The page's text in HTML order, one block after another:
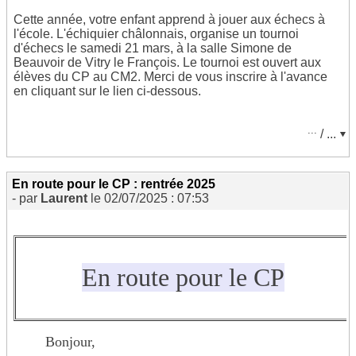
Je prépare mon cartable avec Papa, Maman...
Cette année encore, les élèves de CP vontélireleur
mascotte préférée. Noisette et Picbille sont candidats
Noisette a promis, si elle est élue, qu'il y aura plus de
lecture dans la classe. De son côté, Picbille a promis
qu'avec lui, il y aura plus de calcul. Lacampagne
électorale est lancée, lescrutin
Cette année, votre enfant apprend à jouer aux échecs à
l'école. L'échiquier châlonnais, organise un tournoi
d'échecs le samedi 21 mars, à la salle Simone de
Beauvoir de Vitry le François. Le tournoi est ouvert aux
élèves du CP au CM2. Merci de vous inscrire à l'avance
en cliquant sur le lien ci-dessous.
Je m'inscris pour le tournoi.
/ ...
En route pour le CP : rentrée 2025
- par Laurent le 02/07/2025 : 07:53
En route pour le CP
Bonjour,